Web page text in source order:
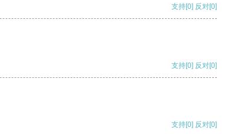
支持[0] 反对[0]
支持[0] 反对[0]
支持[0] 反对[0]